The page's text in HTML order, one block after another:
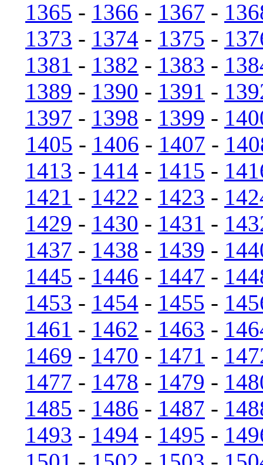
1365 - 1366 - 1367 -
1373 - 1374 - 1375 -
1381 - 1382 - 1383 -
1389 - 1390 - 1391 -
1397 - 1398 - 1399 -
1405 - 1406 - 1407 -
1413 - 1414 - 1415 -
1421 - 1422 - 1423 -
1429 - 1430 - 1431 -
1437 - 1438 - 1439 -
1445 - 1446 - 1447 -
1453 - 1454 - 1455 -
1461 - 1462 - 1463 -
1469 - 1470 - 1471 -
1477 - 1478 - 1479 -
1485 - 1486 - 1487 -
1493 - 1494 - 1495 -